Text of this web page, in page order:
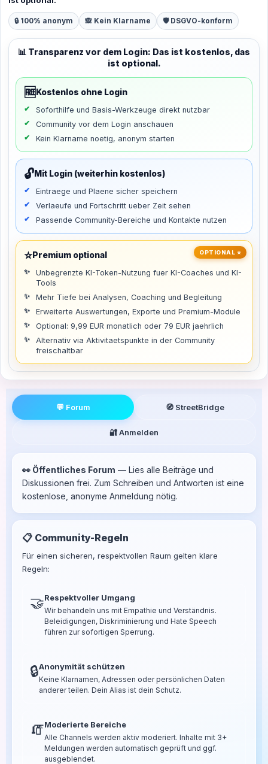
🔒 100% anonym 🙈 Kein Klarname 🛡️ DSGVO-konform
📊 Transparenz vor dem Login: Das ist kostenlos, das
ist optional.
🆓 Kostenlos ohne Login
Soforthilfe und Basis-Werkzeuge direkt nutzbar
Community vor dem Login anschauen
Kein Klarname noetig, anonym starten
🔓Mit Login (weiterhin kostenlos)
Eintraege und Plaene sicher speichern
Verlaeufe und Fortschritt ueber Zeit sehen
Passende Community-Bereiche und Kontakte nutzen
OPTIONAL ⭐
⭐Premium optional
Unbegrenzte KI-Token-Nutzung fuer KI-Coaches und KI-
Tools
Mehr Tiefe bei Analysen, Coaching und Begleitung
Erweiterte Auswertungen, Exporte und Premium-Module
Optional: 9,99 EUR monatlich oder 79 EUR jaehrlich
Alternativ via Aktivitaetspunkte in der Community
freischaltbar
💬 Forum 🧭 StreetBridge
🔐 Anmelden
👀 Öffentliches Forum — Lies alle Beiträge und
Diskussionen frei. Zum Schreiben und Antworten ist eine
kostenlose, anonyme Anmeldung nötig.
📋 Community-Regeln
Für einen sicheren, respektvollen Raum gelten klare
Regeln:
🤝Respektvoller Umgang
Wir behandeln uns mit Empathie und Verständnis.
Beleidigungen, Diskriminierung und Hate Speech
führen zur sofortigen Sperrung.
🔒Anonymität schützen
Keine Klarnamen, Adressen oder persönlichen Daten
anderer teilen. Dein Alias ist dein Schutz.
🧯Moderierte Bereiche
Alle Channels werden aktiv moderiert. Inhalte mit 3+
Meldungen werden automatisch geprüft und ggf.
ausgeblendet.